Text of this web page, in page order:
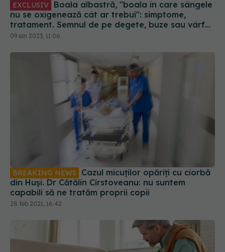
EXCLUSIV
nu se oxigenează cât ar trebui": simptome,
tratament. Semnul de pe degete, buze sau vârful
nasului: E cea mai frecventă boală cianogenă
09 ian 2023, 11:06
BREAKING NEWS
din Huși. Dr Cătălin Cîrstoveanu: nu suntem
capabili să ne tratăm proprii copii
28 feb 2021, 16:42